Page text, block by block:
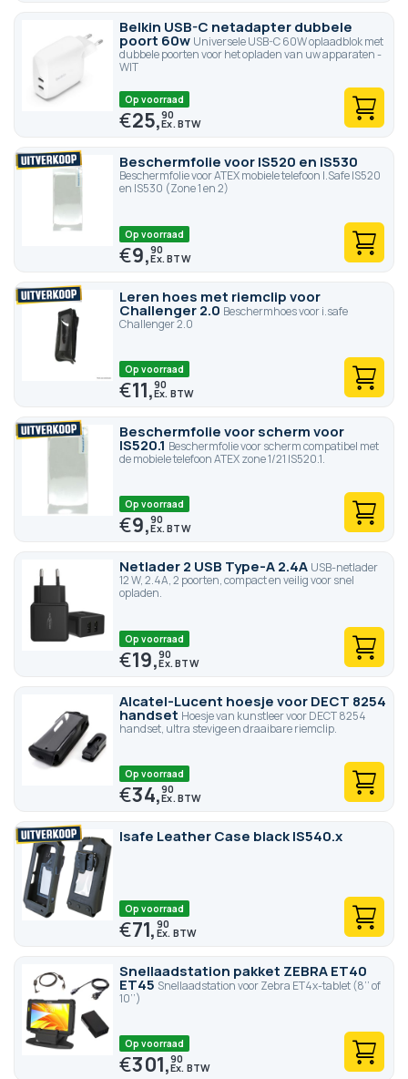
Belkin USB-C netadapter dubbele
poort 60w Universele USB-C 60W oplaadblok met
dubbele poorten voor het opladen van uw apparaten -
WIT
Op voorraad
€25,90
Beschermfolie voor IS520 en IS530
Beschermfolie voor ATEX mobiele telefoon I.Safe IS520
en IS530 (Zone 1 en 2)
Op voorraad
€9,90
Leren hoes met riemclip voor
Challenger 2.0 Beschermhoes voor i.safe
Challenger 2.0
Op voorraad
€11,90
Beschermfolie voor scherm voor
IS520.1 Beschermfolie voor scherm compatibel met
de mobiele telefoon ATEX zone 1/21 IS520.1.
Op voorraad
€9,90
Netlader 2 USB Type-A 2.4A USB-netlader
12 W, 2.4A, 2 poorten, compact en veilig voor snel
opladen.
Op voorraad
€19,90
Alcatel-Lucent hoesje voor DECT 8254
handset Hoesje van kunstleer voor DECT 8254
handset, ultra stevige en draaibare riemclip.
Op voorraad
€34,90
Isafe Leather Case black IS540.x
Op voorraad
€71,90
Snellaadstation pakket ZEBRA ET40
ET45 Snellaadstation voor Zebra ET4x-tablet (8’’ of
10’’)
Op voorraad
€301,90